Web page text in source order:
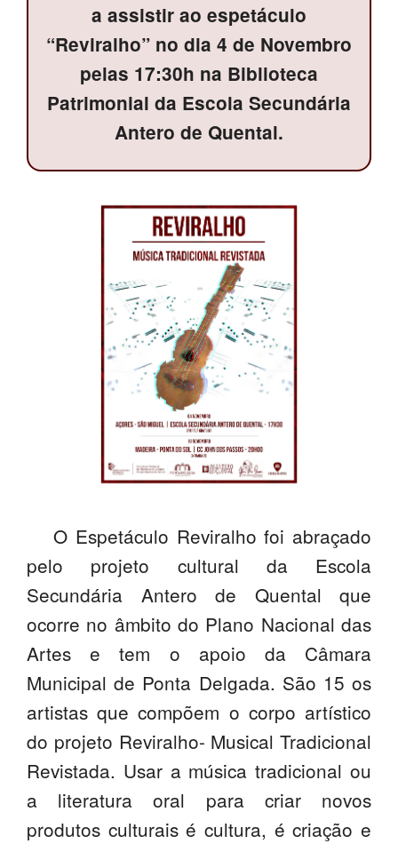
Matrículas
@parlamentodosjovens_esaq
@esaq.erasmus
@oficina.do.largo
@clube_robotica.esaq
ENC. DE EDUCAÇÃO
a assistir ao espetáculo
“Reviralho” no dia 4 de Novembro
pelas 17:30h na Biblioteca
Patrimonial da Escola Secundária
Antero de Quental.
O Espetáculo Reviralho foi abraçado
pelo projeto cultural da Escola
Secundária Antero de Quental que
ocorre no âmbito do Plano Nacional das
Artes e tem o apoio da Câmara
Municipal de Ponta Delgada. São 15 os
artistas que compõem o corpo artístico
do projeto Reviralho- Musical Tradicional
Revistada. Usar a música tradicional ou
a literatura oral para criar novos
produtos culturais é cultura, é criação e